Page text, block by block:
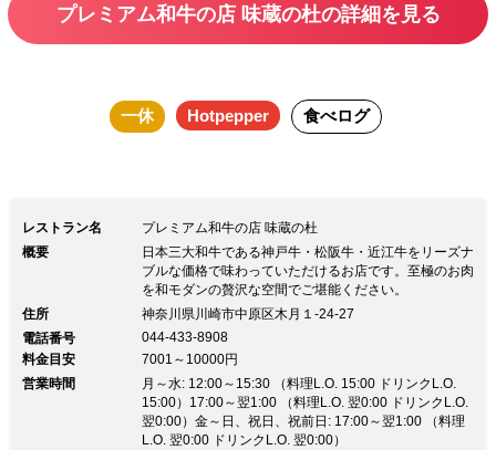
ークリングワイン / ワインカクテルなど
半個室で頂くプレミアムなランチをご堪
がり。 衣類や髪にニオ
イ移りなしお帰りも安心。
プレミアム和牛の店 味蔵の杜の詳細を見る
一休 Hotpepper 食べログ
レストラン名
プレミアム和牛の店 味蔵の杜
概要
日本三大和牛である神戸牛・松阪牛・近江牛をリーズナ
ブルな価格で味わっていただけるお店です。至極のお肉
を和モダンの贅沢な空間でご堪能ください。
住所
神奈川県川崎市中原区木月１‐24-27
電話番号
044-433-8908
料金目安
7001～10000円
営業時間
月～水: 12:00～15:30 （料理L.O. 15:00 ドリンクL.O.
15:00）17:00～翌1:00 （料理L.O. 翌0:00 ドリンクL.O.
翌0:00）金～日、祝日、祝前日: 17:00～翌1:00 （料理
L.O. 翌0:00 ドリンクL.O. 翌0:00）